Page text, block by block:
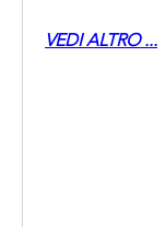
VEDI ALTRO ...